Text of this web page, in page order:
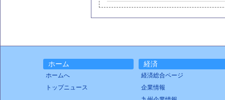
ホーム
ホームへ
トップニュース
経済
経済総合ページ
企業情報